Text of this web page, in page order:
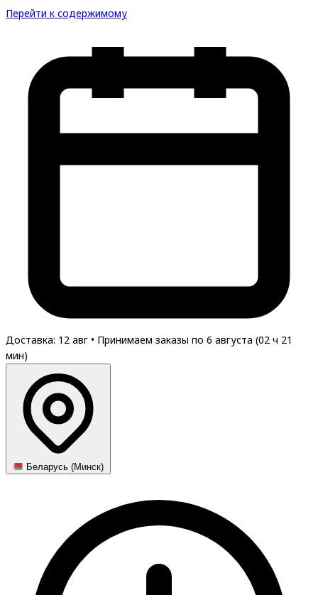
Перейти к содержимому
Доставка: 12 авг • Принимаем заказы по 6 августа (02 ч 20
мин)
Беларусь (Минск)